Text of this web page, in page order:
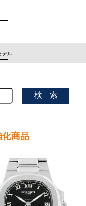
デル
検 索
商品